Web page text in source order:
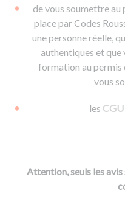
de vous soumettre
place par Codes
une personne réelle,
authentiques et que
formation au permis
vous
les CGU
Attention, seuls les